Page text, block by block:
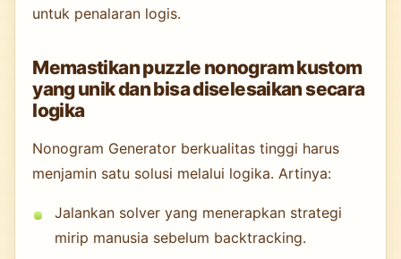
untuk penalaran logis.
Memastikan puzzle nonogram kustom
yang unik dan bisa diselesaikan secara
logika
Nonogram Generator berkualitas tinggi harus
menjamin satu solusi melalui logika. Artinya:
Jalankan solver yang menerapkan strategi
mirip manusia sebelum backtracking.